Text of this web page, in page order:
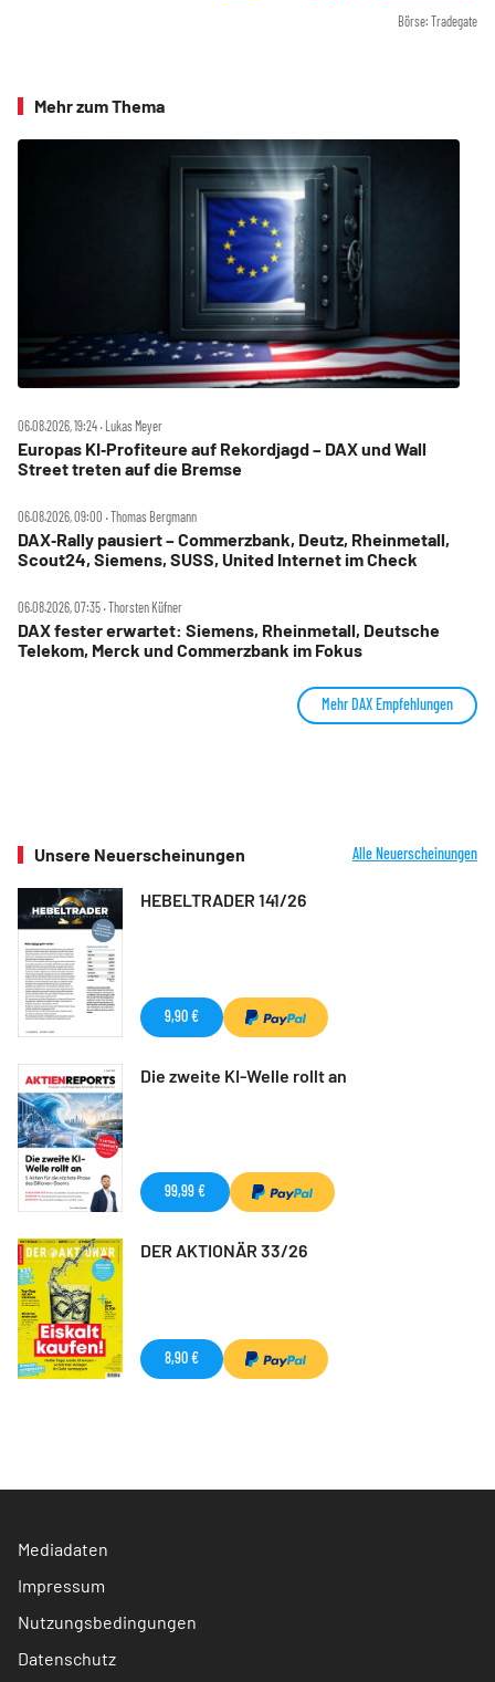
Börse: Tradegate
Mehr zum Thema
06.08.2026, 19:24 ‧ Lukas Meyer
Europas KI‑Profiteure auf Rekordjagd – DAX und Wall
Street treten auf die Bremse
06.08.2026, 09:00 ‧ Thomas Bergmann
DAX‑Rally pausiert – Commerzbank, Deutz, Rheinmetall,
Scout24, Siemens, SUSS, United Internet im Check
06.08.2026, 07:35 ‧ Thorsten Küfner
DAX fester erwartet: Siemens, Rheinmetall, Deutsche
Telekom, Merck und Commerzbank im Fokus
Mehr DAX Empfehlungen
Unsere Neuerscheinungen Alle Neuerscheinungen
HEBELTRADER 141/26
9,90 €
Die zweite KI-Welle rollt an
99,99 €
DER AKTIONÄR 33/26
8,90 €
Mediadaten
Impressum
Nutzungsbedingungen
Datenschutz